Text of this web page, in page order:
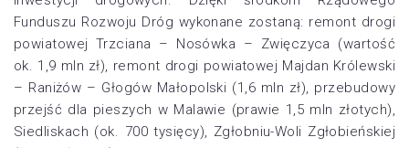
Funduszu Rozwoju Dróg wykonane zostaną: remont drogi
powiatowej Trzciana – Nosówka – Zwięczyca (wartość
ok. 1,9 mln zł), remont drogi powiatowej Majdan Królewski
– Raniżów – Głogów Małopolski (1,6 mln zł), przebudowy
przejść dla pieszych w Malawie (prawie 1,5 mln złotych),
Siedliskach (ok. 700 tysięcy), Zgłobniu-Woli Zgłobieńskiej